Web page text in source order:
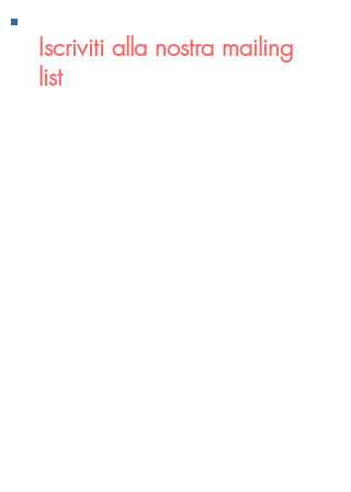
Iscriviti alla nostra mailing
list